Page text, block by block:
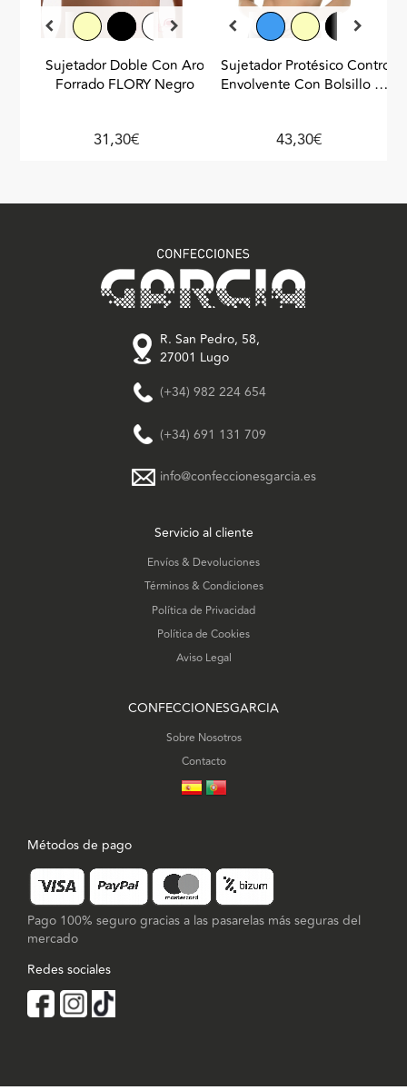
Sujetador Doble Con Aro
Forrado FLORY Negro
31,30€
Sujetador Protésico Control
Envolvente Con Bolsillo Sin
43,30€
R. San Pedro, 58,
27001 Lugo
(+34) 982 224 654
(+34) 691 131 709
info@confeccionesgarcia.es
Servicio al cliente
Envíos & Devoluciones
Términos & Condiciones
Política de Privacidad
Política de Cookies
Aviso Legal
CONFECCIONESGARCIA
Sobre Nosotros
Contacto
Métodos de pago
Pago 100% seguro gracias a las pasarelas más seguras del
mercado
Redes sociales